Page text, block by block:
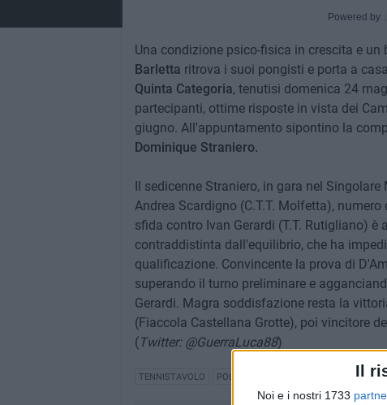
Il
Noi e i nostri 1733
Powered by
Una condizione psico-fisica in crescita e un
Barletta ritrova i suoi pongisti e porta a
Quinta Categoria, tenutisi domenica 24
partecipanti, ottime risposte in vista dei
giugno. All'appuntamento sipontino la
Dominique Straniero.
Il sedicenne Straniero, in gara nel
Andrea Scardigno (C.T.T. Molfetta),
sfida contro Ivan Gerardi (T.T. Rutigliano)
contraddistinta dall'equilibrio, che ha
qualificazione. Convincente la prova di
superando il turno preliminare e
Gerardi. Magra soddisfazione resta la
(Fiaccola Castellana Grotte), poi vincitore
(Twitter: @GuerraLuca88)
TENNISTAVOLO POLISPORTIVA DILETTANTISTICA ASI